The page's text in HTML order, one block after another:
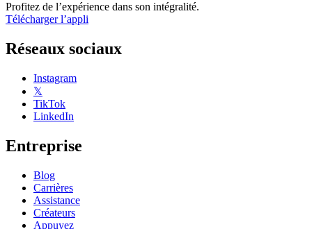
Profitez de l’expérience dans son intégralité.
Télécharger l’appli
Réseaux sociaux
Instagram
𝕏
TikTok
LinkedIn
Entreprise
Blog
Carrières
Assistance
Créateurs
Appuyez